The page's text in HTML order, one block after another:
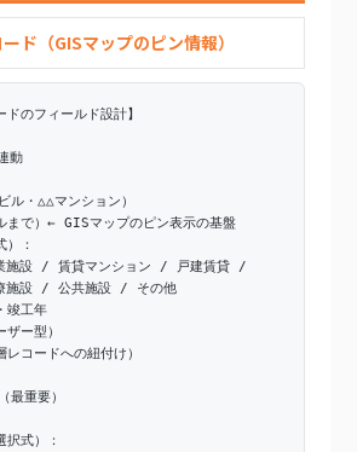
ド（GISマップのピン情報）
ドのフィールド設計】
動
ル・△△マンション）
まで）← GISマップのピン表示の基盤
）：
施設 / 賃貸マンション / 戸建賃貸 /
施設 / 公共施設 / その他
竣工年
ザー型）
レコードへの紐付け）
最重要）
択式）：